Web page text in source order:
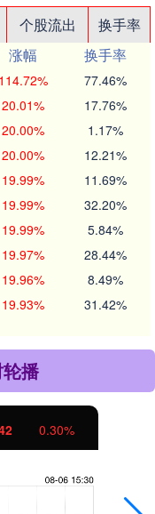
个股流出
换手率
涨幅
换手率
114.72% 77.46%
20.01% 17.76%
20.00% 1.17%
20.00% 12.21%
19.99% 11.69%
19.99% 32.20%
19.99% 5.84%
19.97% 28.44%
19.96% 8.49%
19.93% 31.42%
播
0.30%